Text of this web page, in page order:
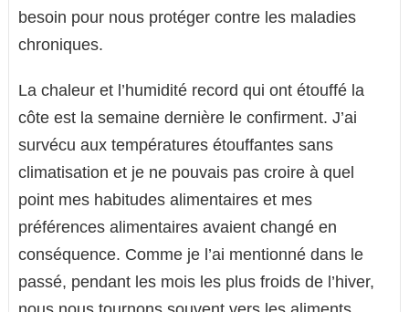
besoin pour nous protéger contre les maladies
chroniques.
La chaleur et l’humidité record qui ont étouffé la
côte est la semaine dernière le confirment. J’ai
survécu aux températures étouffantes sans
climatisation et je ne pouvais pas croire à quel
point mes habitudes alimentaires et mes
préférences alimentaires avaient changé en
conséquence. Comme je l’ai mentionné dans le
passé, pendant les mois les plus froids de l’hiver,